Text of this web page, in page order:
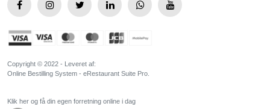
Copyright © 2022 - Leveret af:
Online Bestilling System - eRestaurant Suite Pro.
Klik her og få din egen forretning online i dag